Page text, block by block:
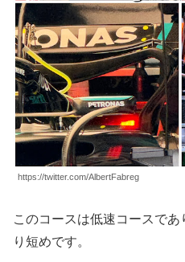
https://twitter.com/AlbertFabreg
このコースは低速コースで
り短めです。